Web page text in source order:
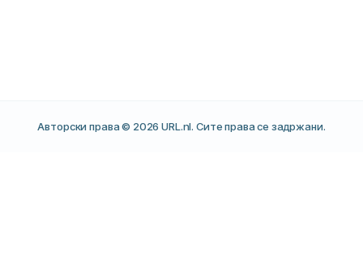
Авторски права © 2026 URL.nl. Сите права се задржани.